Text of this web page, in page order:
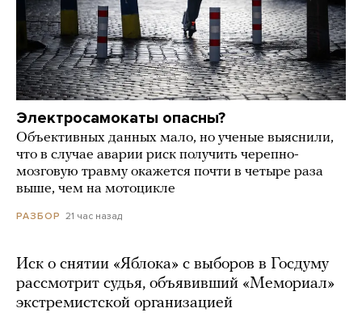
Электросамокаты опасны?
Объективных данных мало, но ученые выяснили,
что в случае аварии риск получить черепно-
мозговую травму окажется почти в четыре раза
выше, чем на мотоцикле
РАЗБОР 21 час назад
Иск о снятии «Яблока» с выборов в Госдуму
рассмотрит судья, объявивший «Мемориал»
экстремистской организацией